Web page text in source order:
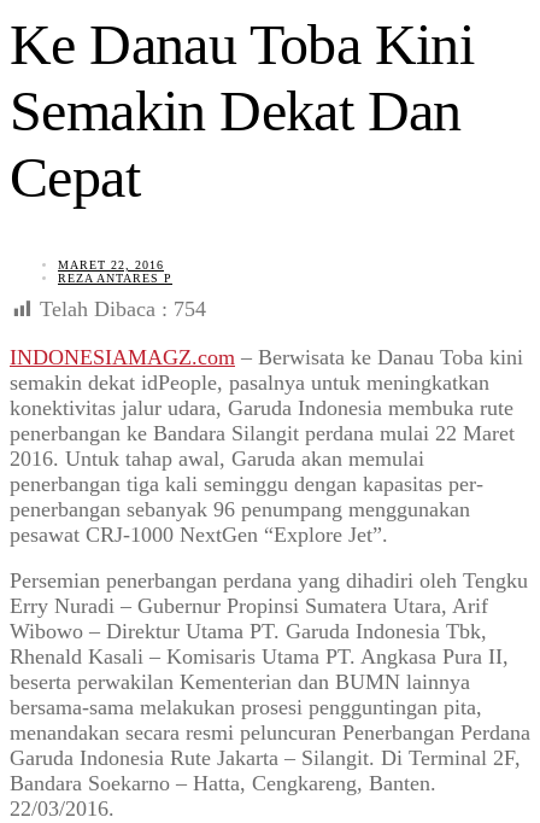
Ke Danau Toba Kini
Semakin Dekat Dan
Cepat
MARET 22, 2016
REZA ANTARES P
Telah Dibaca : 754
INDONESIAMAGZ.com – Berwisata ke Danau Toba kini
semakin dekat idPeople, pasalnya untuk meningkatkan
konektivitas jalur udara, Garuda Indonesia membuka rute
penerbangan ke Bandara Silangit perdana mulai 22 Maret
2016. Untuk tahap awal, Garuda akan memulai
penerbangan tiga kali seminggu dengan kapasitas per-
penerbangan sebanyak 96 penumpang menggunakan
pesawat CRJ-1000 NextGen “Explore Jet”.
Persemian penerbangan perdana yang dihadiri oleh Tengku
Erry Nuradi – Gubernur Propinsi Sumatera Utara, Arif
Wibowo – Direktur Utama PT. Garuda Indonesia Tbk,
Rhenald Kasali – Komisaris Utama PT. Angkasa Pura II,
beserta perwakilan Kementerian dan BUMN lainnya
bersama-sama melakukan prosesi pengguntingan pita,
menandakan secara resmi peluncuran Penerbangan Perdana
Garuda Indonesia Rute Jakarta – Silangit. Di Terminal 2F,
Bandara Soekarno – Hatta, Cengkareng, Banten.
22/03/2016.